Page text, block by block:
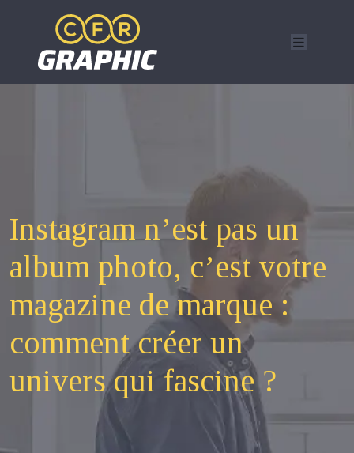
Instagram n’est pas un
album photo, c’est votre
magazine de marque :
comment créer un
univers qui fascine ?